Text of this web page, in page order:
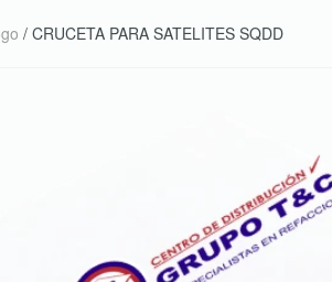
/ CRUCETA PARA SATELITES SQDD